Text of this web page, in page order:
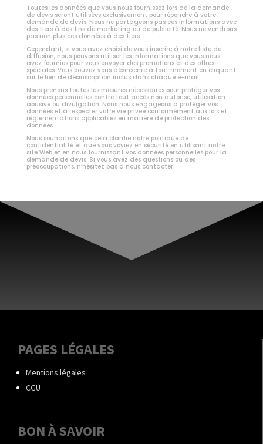
Toutes les données que vous nous fournissez lors de la demande
de devis seront utilisées exclusivement pour répondre à votre
demande de devis. Nous ne partageons pas ces informations avec
des tiers à des fins de marketing ou de publicité. Nous ne vendrons
pas non plus ces données à des tiers.
Cependant, si vous avez choisi de vous inscrire à notre liste de
diffusion, nous pouvons utiliser les informations que vous nous
avez fournies pour vous envoyer des promotions et des offres
spéciales. Vous pouvez vous désinscrire à tout moment en cliquant
sur le lien de désinscription inclus dans chaque e-mail.
Nous prenons toutes les mesures nécessaires pour protéger vos
données personnelles contre tout accès non autorisé, utilisation
abusive ou divulgation. Nous nous engageons à protéger vos
données et à respecter votre vie privée conformément aux lois et
réglementations applicables en matière de protection des
données.
Nous souhaitons que cela clarifie notre politique de
confidentialité et que vous voyiez en sécurité en utilisant notre
site Web et en nous fournissant vos données personnelles pour la
demande de devis. Si vous avez des questions ou des
préoccupations, n’hésitez pas à nous contacter.
PAGES LÉGALES
Mentions légales
CGU
BON À SAVOIR